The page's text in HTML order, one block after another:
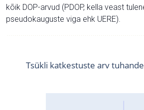
kõik DOP-arvud (PDOP, kella veast
pseudokauguste viga ehk UERE).
Tsükli katkestuste arv